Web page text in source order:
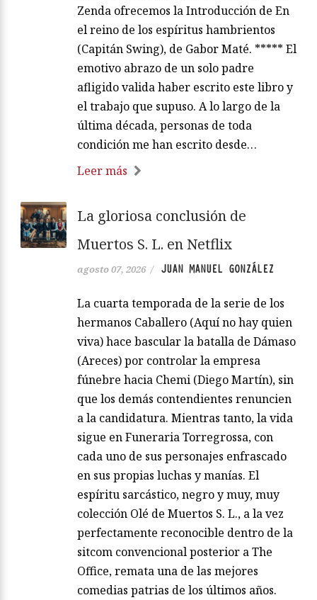
Zenda ofrecemos la Introducción de En
el reino de los espíritus hambrientos
(Capitán Swing), de Gabor Maté. ***** El
emotivo abrazo de un solo padre
afligido valida haber escrito este libro y
el trabajo que supuso. A lo largo de la
última década, personas de toda
condición me han escrito desde…
Leer más
La gloriosa conclusión de
Muertos S. L. en Netflix
agosto 07, 2026 / JUAN MANUEL GONZÁLEZ
La cuarta temporada de la serie de los
hermanos Caballero (Aquí no hay quien
viva) hace bascular la batalla de Dámaso
(Areces) por controlar la empresa
fúnebre hacia Chemi (Diego Martín), sin
que los demás contendientes renuncien
a la candidatura. Mientras tanto, la vida
sigue en Funeraria Torregrossa, con
cada uno de sus personajes enfrascado
en sus propias luchas y manías. El
espíritu sarcástico, negro y muy, muy
colección Olé de Muertos S. L., a la vez
perfectamente reconocible dentro de la
sitcom convencional posterior a The
Office, remata una de las mejores
comedias patrias de los últimos años.